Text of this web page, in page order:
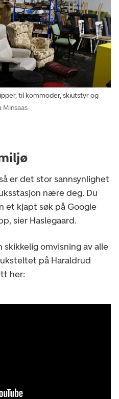
til kommoder, skiutstyr og
Minsaas
er det stor sannsynlighet
nære deg. Du
et kjapt søk på Google
sier Haslegaard.
skikkelig omvisning av alle
på Haraldrud
her: